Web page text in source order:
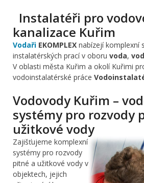
Instalatéři pro
kanalizace Kuřim
Vodaři EKOMPLEX nabízejí komplexní
instalatérských prací v oboru voda,
V oblasti města Kuřim a okolí Kuřimi
vodoinstalatérské práce
Vodovody Kuřim –
systémy pro rozvody
užitkové vody
Zajišťujeme komplexní
systémy pro rozvody
pitné a užitkové vody v
objektech, jejich